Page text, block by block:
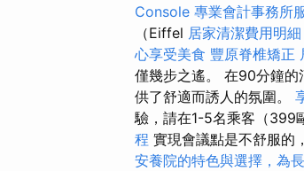
Console 專業會計事務所
（Eiffel 居家清潔費用明
心享受美食 豐原脊椎矯正
僅幾步之遙。 在90分鐘的
供了舒適而誘人的氛圍。
驗，請在1-5名乘客（399
程 實現會議點是不舒服的
安養院的特色與選擇，為